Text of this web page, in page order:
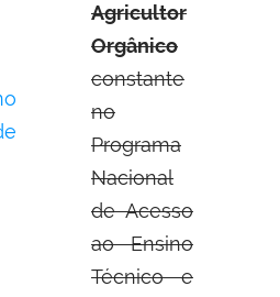
Agricultor
Orgânico
constante
no
Programa
Nacional
de Acesso
ao Ensino
Técnico e